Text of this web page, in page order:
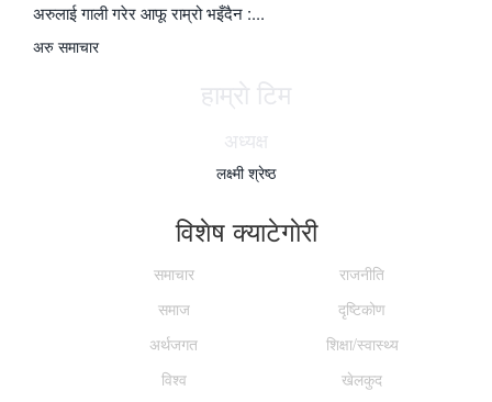
अरुलाई गाली गरेर आफू राम्रो भइँदैन :...
अरु समाचार
हाम्राे टिम
अध्यक्ष
लक्ष्मी श्रेष्ठ
विशेष क्याटेगाेरी
समाचार
राजनीति
समाज
दृष्टिकोण
अर्थजगत
शिक्षा/स्वास्थ्य
विश्व
खेलकुद